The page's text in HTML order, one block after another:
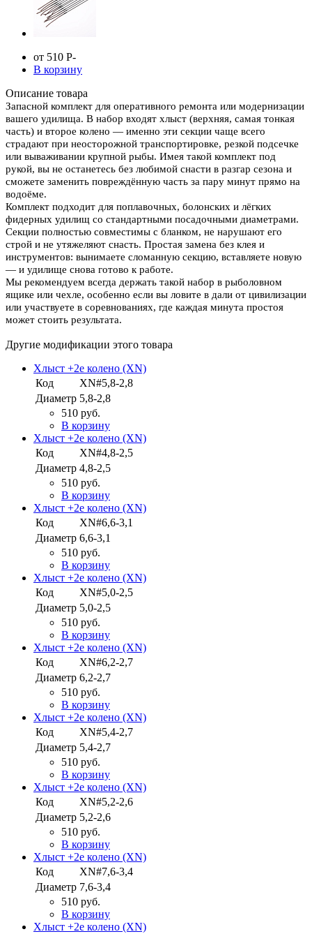
от 510 Р-
В корзину
Описание товара
Запасной комплект для оперативного ремонта или модернизации
вашего удилища. В набор входят хлыст (верхняя, самая тонкая
часть) и второе колено — именно эти секции чаще всего
страдают при неосторожной транспортировке, резкой подсечке
или вываживании крупной рыбы. Имея такой комплект под
рукой, вы не останетесь без любимой снасти в разгар сезона и
сможете заменить повреждённую часть за пару минут прямо на
водоёме.
Комплект подходит для поплавочных, болонских и лёгких
фидерных удилищ со стандартными посадочными диаметрами.
Секции полностью совместимы с бланком, не нарушают его
строй и не утяжеляют снасть. Простая замена без клея и
инструментов: вынимаете сломанную секцию, вставляете новую
— и удилище снова готово к работе.
Мы рекомендуем всегда держать такой набор в рыболовном
ящике или чехле, особенно если вы ловите в дали от цивилизации
или участвуете в соревнованиях, где каждая минута простоя
может стоить результата.
Другие модификации этого товара
Хлыст +2е колено (XN)
Код
XN#5,8-2,8
Диаметр 5,8-2,8
510 руб.
В корзину
Хлыст +2е колено (XN)
Код
XN#4,8-2,5
Диаметр 4,8-2,5
510 руб.
В корзину
Хлыст +2е колено (XN)
Код
XN#6,6-3,1
Диаметр 6,6-3,1
510 руб.
В корзину
Хлыст +2е колено (XN)
Код
XN#5,0-2,5
Диаметр 5,0-2,5
510 руб.
В корзину
Хлыст +2е колено (XN)
Код
XN#6,2-2,7
Диаметр 6,2-2,7
510 руб.
В корзину
Хлыст +2е колено (XN)
Код
XN#5,4-2,7
Диаметр 5,4-2,7
510 руб.
В корзину
Хлыст +2е колено (XN)
Код
XN#5,2-2,6
Диаметр 5,2-2,6
510 руб.
В корзину
Хлыст +2е колено (XN)
Код
XN#7,6-3,4
Диаметр 7,6-3,4
510 руб.
В корзину
Хлыст +2е колено (XN)